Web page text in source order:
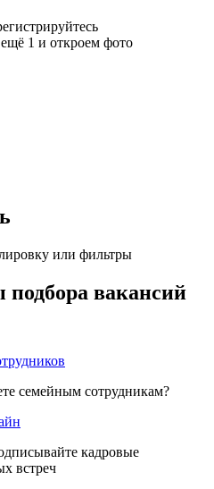
1 и откроем фото
или фильтры
вакансий
семейным сотрудникам?
кадровые
встреч